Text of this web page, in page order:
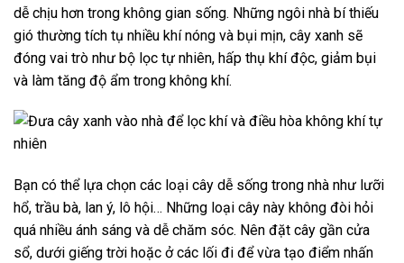
dễ chịu hơn trong không gian sống. Những ngôi nhà bí thiếu
gió thường tích tụ nhiều khí nóng và bụi mịn, cây xanh sẽ
đóng vai trò như bộ lọc tự nhiên, hấp thụ khí độc, giảm bụi
và làm tăng độ ẩm trong không khí.
Bạn có thể lựa chọn các loại cây dễ sống trong nhà như lưỡi
hổ, trầu bà, lan ý, lô hội… Những loại cây này không đòi hỏi
quá nhiều ánh sáng và dễ chăm sóc. Nên đặt cây gần cửa
sổ, dưới giếng trời hoặc ở các lối đi để vừa tạo điểm nhấn